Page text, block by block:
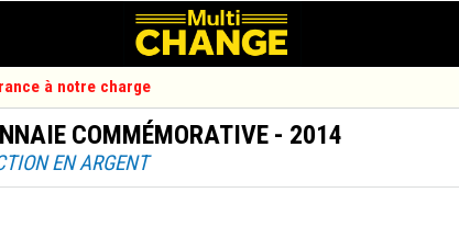
à notre charge
COMMÉMORATIVE - 2014
EN ARGENT